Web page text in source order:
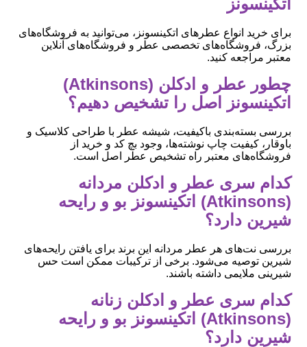
برای خرید انواع عطرهای اتکینسونز، می‌توانید به فروشگاه‌های
بزرگ، فروشگاه‌های تخصصی عطر و فروشگاه‌های آنلاین
معتبر مراجعه کنید.
چطور عطر و ادکلن (Atkinsons)
اتکینسونز اصل را تشخیص دهیم؟
بررسی بسته‌بندی باکیفیت، شیشه عطر با طراحی کلاسیک و
باوقار، کیفیت چاپ نوشته‌ها، وجود بچ کد و خرید از
فروشگاه‌های معتبر راه تشخیص عطر اصل است.
کدام سری عطر و ادکلن مردانه
(Atkinsons) اتکینسونز بو و رایحه
شیرین دارد؟
بررسی نت‌های هر عطر مردانه این برند برای یافتن رایحه‌های
شیرین توصیه می‌شود. برخی از ترکیبات ممکن است حس
شیرینی ملایمی داشته باشند.
کدام سری عطر و ادکلن زنانه
(Atkinsons) اتکینسونز بو و رایحه
شیرین دارد؟